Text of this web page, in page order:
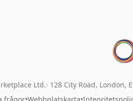
Ltd. 128 City Road, London,